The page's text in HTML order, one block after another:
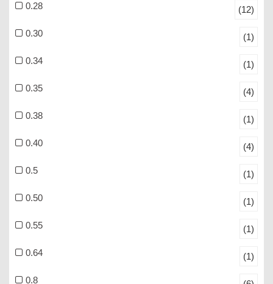
0.28 (12)
0.30 (1)
0.34 (1)
0.35 (4)
0.38 (1)
0.40 (4)
0.5 (1)
0.50 (1)
0.55 (1)
0.64 (1)
0.8